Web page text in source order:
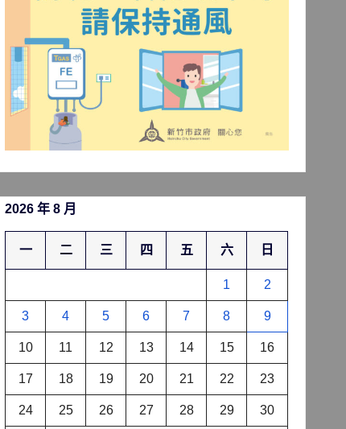
2026 年 8 月
一 二 三 四 五 六 日
1 2
3 4 5 6 7 8 9
10 11 12 13 14 15 16
17 18 19 20 21 22 23
24 25 26 27 28 29 30